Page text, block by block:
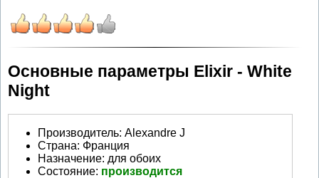
Основные параметры Elixir - White
Night
Производитель: Alexandre J
Страна: Франция
Назначение: для обоих
Состояние: производится